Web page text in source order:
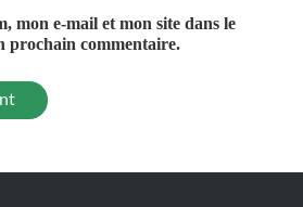
mon e-mail et mon site dans le
prochain commentaire.